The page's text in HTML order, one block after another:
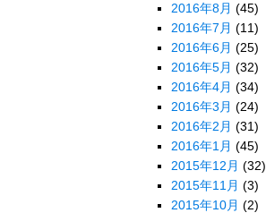
2016年8月 (45)
2016年7月 (11)
2016年6月 (25)
2016年5月 (32)
2016年4月 (34)
2016年3月 (24)
2016年2月 (31)
2016年1月 (45)
2015年12月 (32)
2015年11月 (3)
2015年10月 (2)